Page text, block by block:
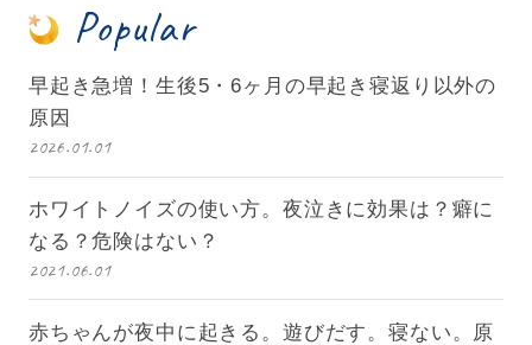
Popular
早起き急増！生後5・6ヶ月の早起き寝返り以外の
原因
2026.01.01
ホワイトノイズの使い方。夜泣きに効果は？癖に
なる？危険はない？
2021.06.01
赤ちゃんが夜中に起きる。遊びだす。寝ない。原